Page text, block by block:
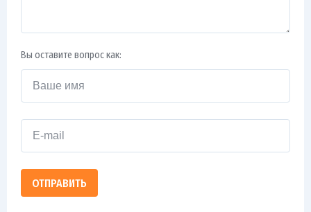
Вы оставите вопрос как:
ОТПРАВИТЬ